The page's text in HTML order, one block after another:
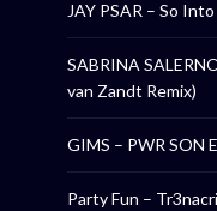
JAY PSAR – So Into
SABRINA
van Zandt Remix)
GIMS – PWR SON
Party Fun –